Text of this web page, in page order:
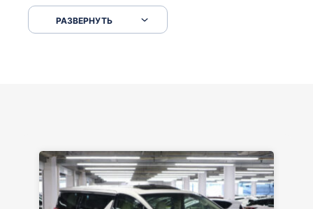
серпантинах по пути следования.
РАЗВЕРНУТЬ